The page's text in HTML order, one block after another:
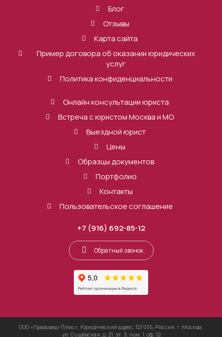
Блог
Отзывы
Карта сайта
Пример договора об оказании юридических
услуг
Политика конфиденциальности
Онлайн консультации юриста
Встреча с юристом Москва и МО
Выездной юрист
Цены
Образцы документов
Портфолио
Контакты
Пользовательское соглашение
+7 (916) 692-85-12
Обратный звонок
ООО «Правовед-Плюс», Юридический адрес: 127055, Россия, г. Москва,
ул. Сущёвская, д. 21, эт. 3, пом. 1, оф. 12